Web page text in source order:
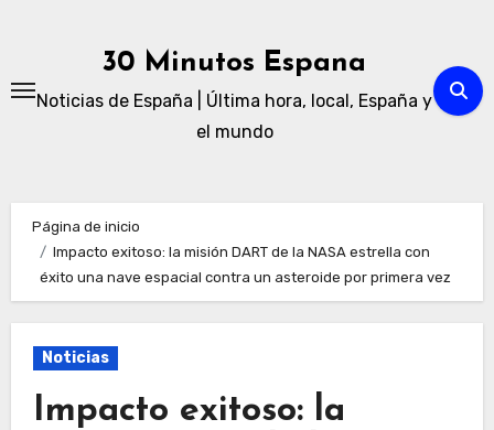
30 Minutos Espana
Noticias de España | Última hora, local, España y
el mundo
Página de inicio
Impacto exitoso: la misión DART de la NASA estrella con
éxito una nave espacial contra un asteroide por primera vez
Noticias
Impacto exitoso: la